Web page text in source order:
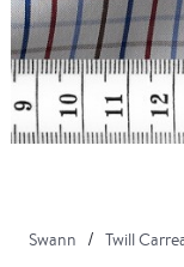
Swann Twill